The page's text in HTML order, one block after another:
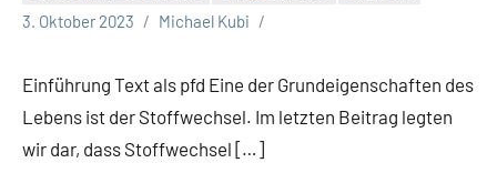
3. Oktober 2023
Michael Kubi
Einführung Text als pfd Eine der Grundeigenschaften des
Lebens ist der Stoffwechsel. Im letzten Beitrag legten
wir dar, dass Stoffwechsel […]